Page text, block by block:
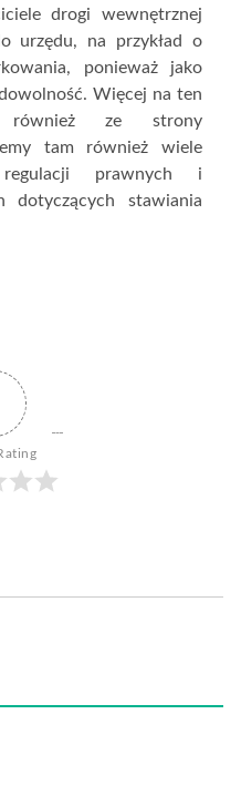
drogi wewnętrznej
urzędu, na przykład o
ponieważ jako
Więcej na ten
ze strony
tam również wiele
prawnych i
dotyczących stawiania